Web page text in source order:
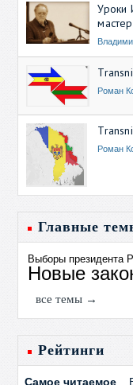
Уроки
Роман
Роман
Главные
Выборы президента
Новые
все темы →
Рейтинги
Самое читаемое